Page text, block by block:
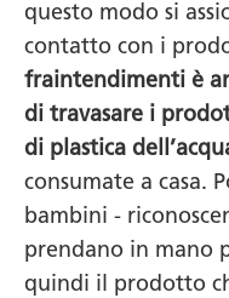
questo modo si
contatto con i
fraintendimenti è
di travasare i
di plastica
consumate a casa.
bambini -
prendano in mano
quindi il prodotto